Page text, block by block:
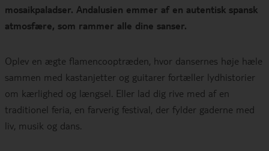
mosaikpaladser. Andalusien emmer af en autentisk spansk
atmosfære, som rammer alle dine sanser.
Oplev en ægte flamencooptræden, hvor dansernes høje hæle
sammen med kastanjetter og guitarer fortæller lydhistorier
om kærlighed og længsel. Eller lad dig rive med af en
traditionel feria, en farverig festival, der fylder gaderne med
liv, musik og dans.